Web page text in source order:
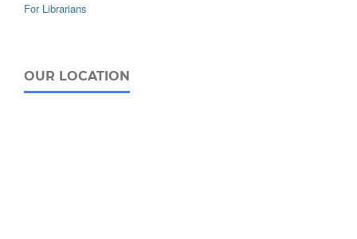
For Librarians
OUR LOCATION